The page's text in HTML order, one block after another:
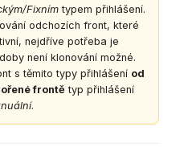
Fixním typem přihlášení.
odchozích front, které
nejdříve potřeba je
není klonování možné.
s těmito typy přihlášení od
frontě typ přihlášení
.